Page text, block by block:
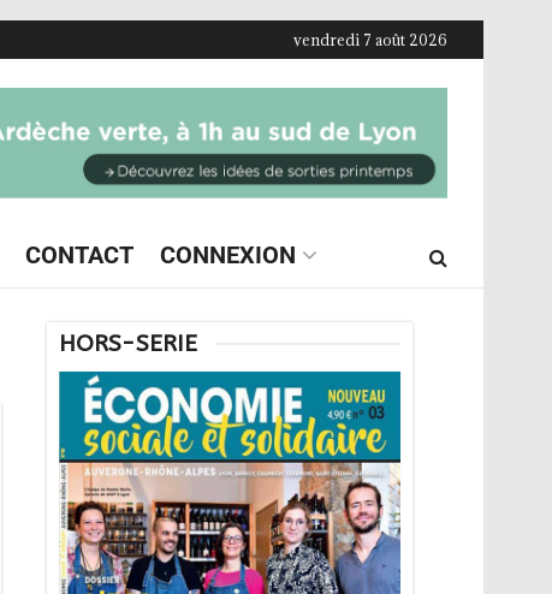
vendredi 7 août 2026
CONTACT CONNEXION
HORS-SERIE